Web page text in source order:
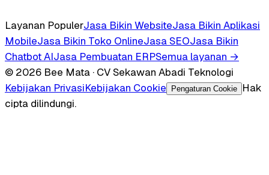
Layanan PopulerJasa Bikin WebsiteJasa Bikin Aplikasi
MobileJasa Bikin Toko OnlineJasa SEOJasa Bikin
Chatbot AIJasa Pembuatan ERPSemua layanan →
© 2026 Bee Mata · CV Sekawan Abadi Teknologi
Kebijakan PrivasiKebijakan Cookie Pengaturan Cookie
Hak
cipta dilindungi.